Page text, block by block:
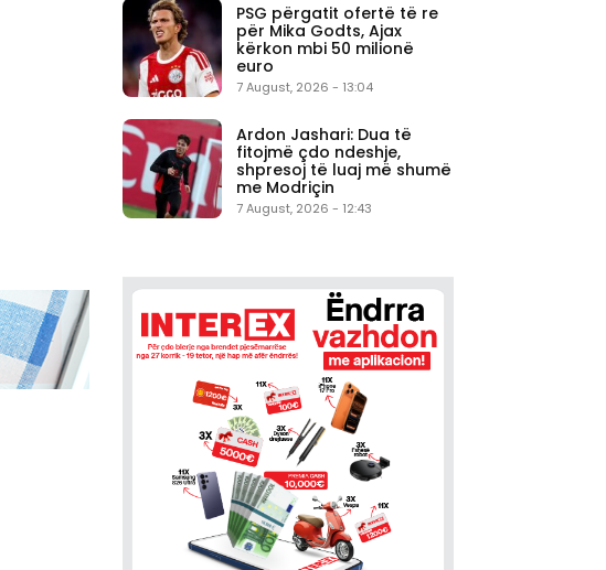
PSG përgatit ofertë të re
për Mika Godts, Ajax
kërkon mbi 50 milionë
euro
7 August, 2026 - 13:04
Ardon Jashari: Dua të
fitojmë çdo ndeshje,
shpresoj të luaj më shumë
me Modriçin
7 August, 2026 - 12:43